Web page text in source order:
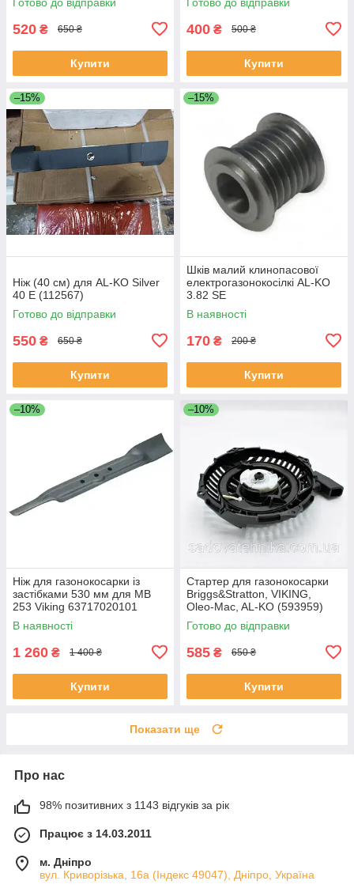
520 ₴ 650 ₴
Купити
400 ₴ 500 ₴
Купити
–15%
Ніж (40 см) для AL-KO Silver
40 E (112567)
Готово до відправки
550 ₴ 650 ₴
Купити
–15%
Шків малий клинопасової
електрогазонокосілкі AL-KO
3.82 SE
В наявності
170 ₴ 200 ₴
Купити
–10%
Ніж для газонокосарки із
застібками 530 мм для MB
253 Viking 63717020101
В наявності
1 260 ₴ 1 400 ₴
Купити
–10%
Стартер для газонокосарки
Briggs&Stratton, VIKING,
Oleo-Mac, AL-KO (593959)
Код: 593959
Готово до відправки
585 ₴ 650 ₴
Купити
Показати ще
Про нас
98% позитивних з 1143 відгуків за рік
Працює з 14.03.2011
м. Дніпро
вул. Криворізька, 16а (Індекс 49047), Дніпро, Україна